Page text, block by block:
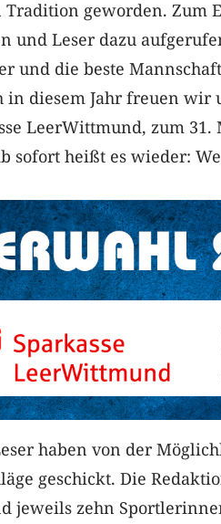
Tradition geworden. Zum
und Leser dazu
und die beste
in diesem Jahr freuen wir
LeerWittmund, zum 31.
sofort heißt es wieder:
haben von der
geschickt. Die
jeweils zehn